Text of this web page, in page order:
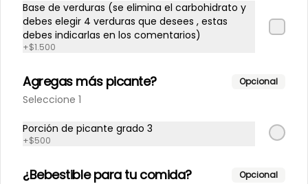
$3.500
Limonada coco
500 cc
Base de verduras (se elimina el carbohidrato y
debes elegir 4 verduras que desees , estas
debes indicarlas en los comentarios)
+$1.500
Agregas más picante? Opcional
Seleccione 1
Porción de picante grado 3
+$500
¿Bebestible para tu comida? Opcional